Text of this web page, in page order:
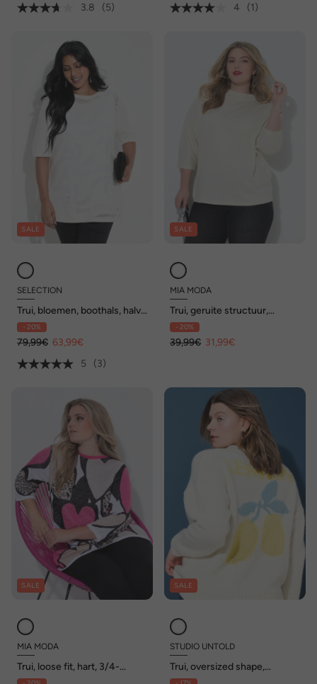
3.8
(5)
4
(1)
SALE
SELECTION
Trui, bloemen, boothals, halve
mouwen
- 20%
79,99€ 63,99€
5
(3)
SALE
MIA MODA
Trui, geruite structuur,
glittereffect, opstaande
kraag
- 20%
39,99€ 31,99€
SALE
MIA MODA
Trui, loose fit, hart, 3/4-
mouwen
SALE
STUDIO UNTOLD
Trui, oversized shape,
citroenmotief op de rug